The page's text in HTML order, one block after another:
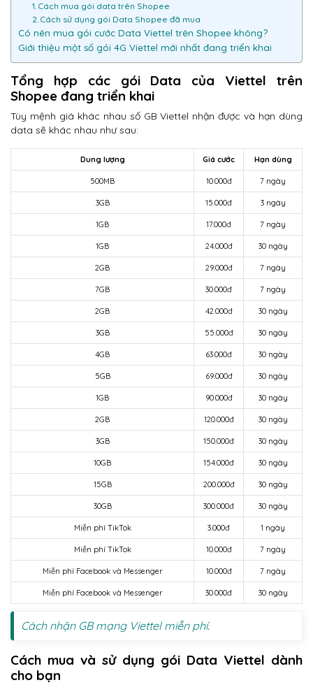
1. Cách mua gói data trên Shopee
2. Cách sử dụng gói Data Shopee đã mua
Có nên mua gói cước Data Viettel trên Shopee không?
Giới thiệu một số gói 4G Viettel mới nhất đang triển khai
Tổng hợp các gói Data của Viettel trên
Shopee đang triển khai
Tùy mệnh giá khác nhau số GB Viettel nhận được và hạn dùng
data sẽ khác nhau như sau:
Dung lượng Giá cước Hạn dùng
500MB 10.000đ 7 ngày
3GB 15.000đ 3 ngày
1GB 17.000đ 7 ngày
1GB 24.000đ 30 ngày
2GB 29.000đ 7 ngày
7GB 30.000đ 7 ngày
2GB 42.000đ 30 ngày
3GB 55.000đ 30 ngày
4GB 63.000đ 30 ngày
5GB 69.000đ 30 ngày
1GB 90.000đ 30 ngày
2GB 120.000đ 30 ngày
3GB 150.000đ 30 ngày
10GB 154.000đ 30 ngày
15GB 200.000đ 30 ngày
30GB 300.000đ 30 ngày
Miễn phí TikTok 3.000đ 1 ngày
Miễn phí TikTok 10.000đ 7 ngày
Miễn phí Facebook và Messenger 10.000đ 7 ngày
Miễn phí Facebook và Messenger 30.000đ 30 ngày
Cách nhận GB mạng Viettel miễn phí.
Cách mua và sử dụng gói Data Viettel dành
cho bạn